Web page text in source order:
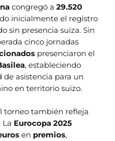
congregó a29.520
inicialmente el registro
sin presencia suiza. Sin
cinco jornadas
presenciaron el
, estableciendo
asistencia para un
en territorio suizo.
torneo también refleja
La Eurocopa 2025
en premios,